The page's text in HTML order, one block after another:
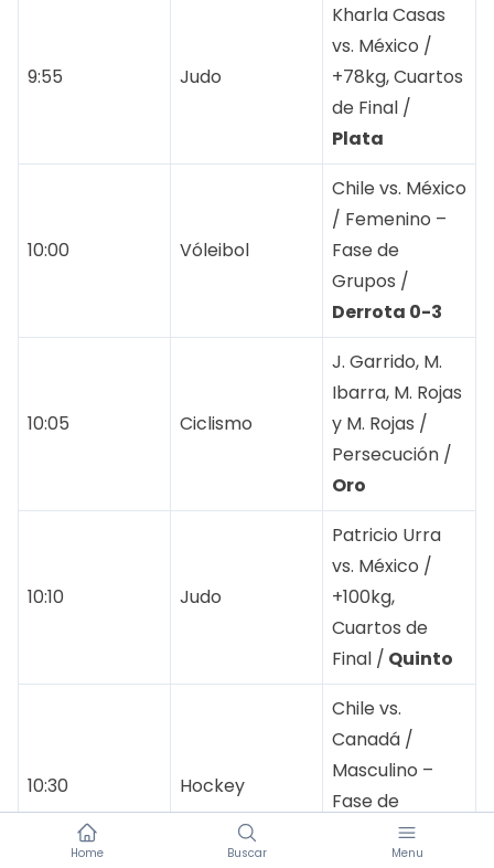
Home Buscar Menu
9:55 Judo
Kharla Casas
vs. México /
+78kg, Cuartos
de Final /
Plata
10:00 Vóleibol
Chile vs. México
/ Femenino –
Fase de
Grupos /
Derrota 0-3
10:05 Ciclismo
J. Garrido, M.
Ibarra, M. Rojas
y M. Rojas /
Persecución /
Oro
10:10 Judo
Patricio Urra
vs. México /
+100kg,
Cuartos de
Final / Quinto
10:30 Hockey
Chile vs.
Canadá /
Masculino –
Fase de
Grupos /
Derrota 2-0